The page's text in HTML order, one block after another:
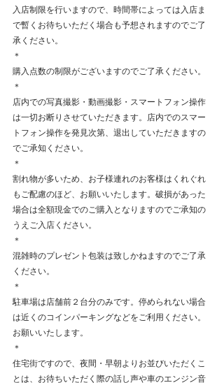
入店制限を行いますので、時間帯によっては入店ま
で暫くお待ちいただく場合も予想されますのでご了
承ください。
＊
購入点数の制限がございますのでご了承ください。
＊
店内での写真撮影・動画撮影・スマートフォン操作
は一切お断りさせていただきます。店内でのスマー
トフォン操作を発見次第、退出していただきますの
でご承知ください。
＊
割れ物が多いため、お子様連れのお客様はくれぐれ
もご配慮のほど、お願いいたします。破損があった
場合は全額現金でのご購入となりますのでご承知の
うえご入店ください。
＊
混雑時のプレゼント包装は致しかねますのでご了承
ください。
＊
駐車場は店舗前２台分のみです。停められない場合
は近くのコインパーキングなどをご利用ください。
お願いいたします。
＊
住宅街ですので、夜間・早朝よりお並びいただくこ
とは、お待ちいただく際の話し声や車のエンジン音